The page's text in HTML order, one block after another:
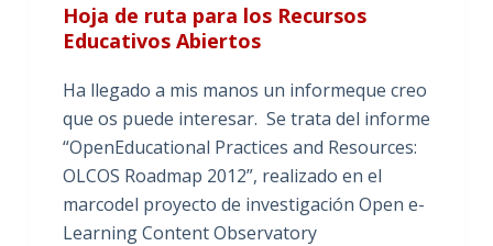
Hoja de ruta para los Recursos
Educativos Abiertos
Ha llegado a mis manos un informeque creo
que os puede interesar. Se trata del informe
“OpenEducational Practices and Resources:
OLCOS Roadmap 2012”, realizado en el
marcodel proyecto de investigación Open e-
Learning Content Observatory